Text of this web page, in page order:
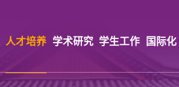
人才培养 学术研究 学生工作 国际化